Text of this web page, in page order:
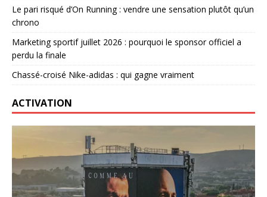
Le pari risqué d’On Running : vendre une sensation plutôt qu’un
chrono
Marketing sportif juillet 2026 : pourquoi le sponsor officiel a
perdu la finale
Chassé-croisé Nike-adidas : qui gagne vraiment
ACTIVATION